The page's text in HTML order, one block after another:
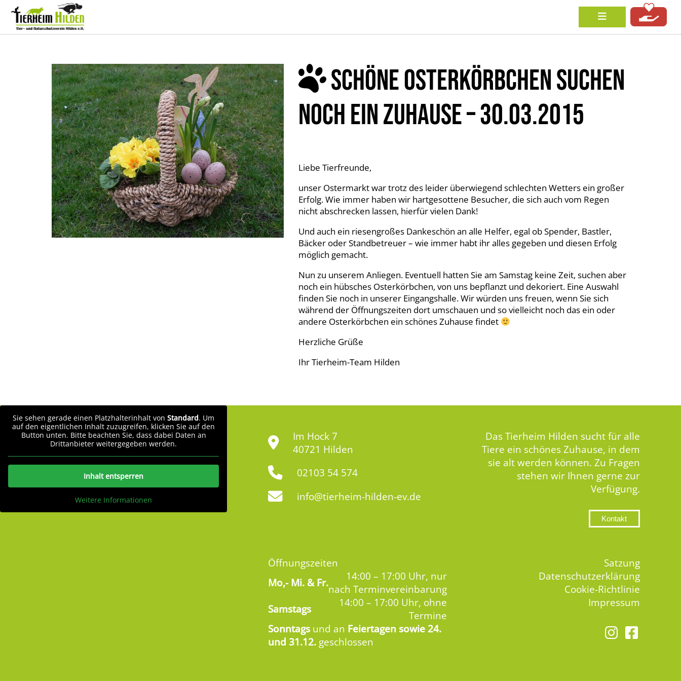
SCHÖNE OSTERKÖRBCHEN SUCHEN
NOCH EIN ZUHAUSE – 30.03.2015
Liebe Tierfreunde,
unser Ostermarkt war trotz des leider überwiegend schlechten Wetters ein großer
Erfolg. Wie immer haben wir hartgesottene Besucher, die sich auch vom Regen
nicht abschrecken lassen, hierfür vielen Dank!
Und auch ein riesengroßes Dankeschön an alle Helfer, egal ob Spender, Bastler,
Bäcker oder Standbetreuer – wie immer habt ihr alles gegeben und diesen Erfolg
möglich gemacht.
Nun zu unserem Anliegen. Eventuell hatten Sie am Samstag keine Zeit, suchen aber
noch ein hübsches Osterkörbchen, von uns bepflanzt und dekoriert. Eine Auswahl
finden Sie noch in unserer Eingangshalle. Wir würden uns freuen, wenn Sie sich
während der Öffnungszeiten dort umschauen und so vielleicht noch das ein oder
andere Osterkörbchen ein schönes Zuhause findet
Herzliche Grüße
Ihr Tierheim-Team Hilden
Sie sehen gerade einen Platzhalterinhalt von Standard. Um
auf den eigentlichen Inhalt zuzugreifen, klicken Sie auf den
Button unten. Bitte beachten Sie, dass dabei Daten an
Drittanbieter weitergegeben werden.
Inhalt entsperren
Weitere Informationen
Im Hock 7
40721 Hilden
02103 54 574
info@tierheim-hilden-ev.de
Das Tierheim Hilden sucht für alle
Tiere ein schönes Zuhause, in dem
sie alt werden können. Zu Fragen
stehen wir Ihnen gerne zur
Verfügung.
Kontakt
Öffnungszeiten
Mo,-Mi. & Fr.
14:00 – 17:00 Uhr, nur
nach Terminvereinbarung
Samstags
14:00 – 17:00 Uhr, ohne
Termine
Sonntags und an Feiertagen sowie 24.
und 31.12. geschlossen
Satzung
Datenschutzerklärung
Cookie-Richtlinie
Impressum